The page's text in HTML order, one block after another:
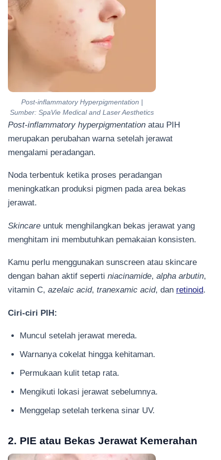
Post-inflammatory Hyperpigmentation |
Sumber: SpaVie Medical and Laser Aesthetics
Post-inflammatory hyperpigmentation atau PIH
merupakan perubahan warna setelah jerawat
mengalami peradangan.
Noda terbentuk ketika proses peradangan
meningkatkan produksi pigmen pada area bekas
jerawat.
Skincare untuk menghilangkan bekas jerawat yang
menghitam ini membutuhkan pemakaian konsisten.
Kamu perlu menggunakan sunscreen atau skincare
dengan bahan aktif seperti niacinamide, alpha arbutin,
vitamin C, azelaic acid, tranexamic acid, dan retinoid.
Ciri-ciri PIH:
Muncul setelah jerawat mereda.
Warnanya cokelat hingga kehitaman.
Permukaan kulit tetap rata.
Mengikuti lokasi jerawat sebelumnya.
Menggelap setelah terkena sinar UV.
2. PIE atau Bekas Jerawat Kemerahan